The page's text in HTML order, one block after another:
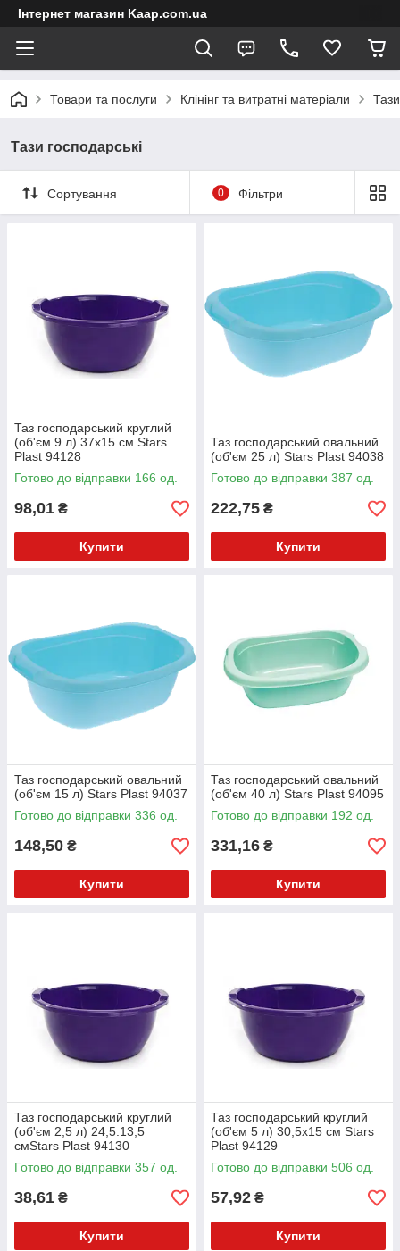
Інтернет магазин Kaap.com.ua
Товари та послуги Клінінг та витратні матеріали
Тази господарські
Сортування 0 Фільтри
Таз господарський круглий
(об'єм 9 л) 37х15 см Stars
Plast 94128
Готово до відправки 166 од.
98,01 ₴
Купити
Таз господарський овальний
(об'єм 25 л) Stars Plast 94038
Готово до відправки 387 од.
222,75 ₴
Купити
Таз господарський овальний
(об'єм 15 л) Stars Plast 94037
Готово до відправки 336 од.
148,50 ₴
Купити
Таз господарський овальний
(об'єм 40 л) Stars Plast 94095
Готово до відправки 192 од.
331,16 ₴
Купити
Таз господарський круглий
(об'єм 2,5 л) 24,5.13,5
смStars Plast 94130
Готово до відправки 357 од.
38,61 ₴
Купити
Таз господарський круглий
(об'єм 5 л) 30,5х15 см Stars
Plast 94129
Готово до відправки 506 од.
57,92 ₴
Купити